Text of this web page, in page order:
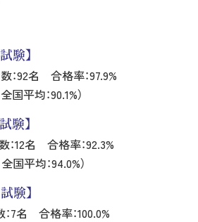
験】
：92名 合格率：97.9%
国平均：90.1%）
験】
12名 合格率：92.3%
国平均：94.0%）
験】
7名 合格率：100.0%